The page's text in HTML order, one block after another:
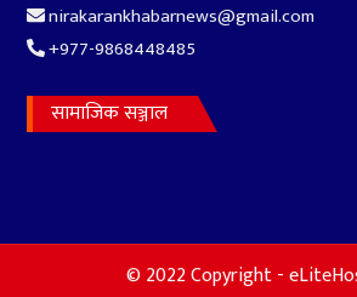
nirakarankhabarnews@gmail.com
+977-9868448485
सामाजिक सञ्जाल
© 2022 Copyright -